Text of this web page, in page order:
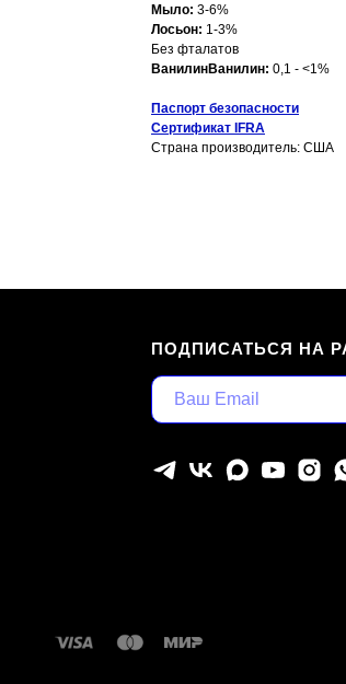
Мыло: 3-6%
Лосьон: 1-3%
Без фталатов
ВанилинВанилин: 0,1 - <1%
Паспорт безопасности
Сертификат IFRA
Страна производитель: США
ПОДПИСАТЬСЯ НА